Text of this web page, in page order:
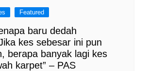
Featured
baru dedah
kes sebesar ini pun
berapa banyak lagi kes
karpet” – PAS